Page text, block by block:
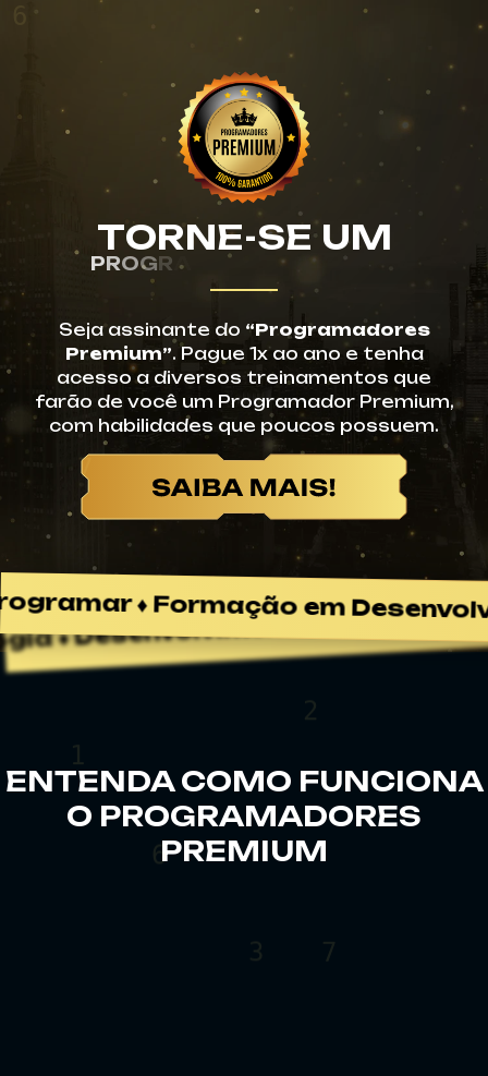
TORNE-SE UM
PROGR A AD R R
Seja assinante do “Programadores
Premium”. Pague 1x ao ano e tenha
acesso a diversos treinamentos que
farão de você um Programador Premium,
com habilidades que poucos possuem.
emem Tecnologia
ENTENDA COMO FUNCIONA
O PROGRAMADORES
PREMIUM
2
8
3
8
1